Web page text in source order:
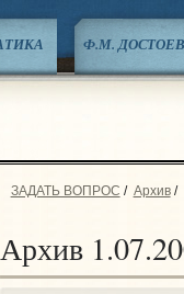
Ф.М.
ЗАДАТЬ ВОПРОС / Архив/
Архив